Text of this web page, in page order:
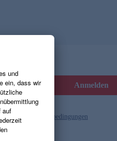
Anmelden
und die Gutscheinbedingungen